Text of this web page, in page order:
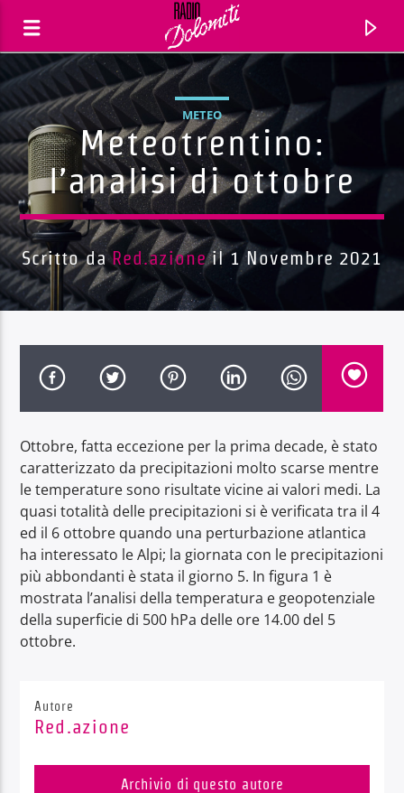
Titolo
Artista
Radio Dolomiti
METEO
Meteotrentino:
l’analisi di ottobre
Scritto daRed.azioneil 1 Novembre 2021
Ottobre, fatta eccezione per la prima decade, è stato
caratterizzato da precipitazioni molto scarse mentre
le temperature sono risultate vicine ai valori medi. La
quasi totalità delle precipitazioni si è verificata tra il 4
ed il 6 ottobre quando una perturbazione atlantica
ha interessato le Alpi; la giornata con le precipitazioni
più abbondanti è stata il giorno 5. In figura 1 è
mostrata l’analisi della temperatura e geopotenziale
della superficie di 500 hPa delle ore 14.00 del 5
ottobre.
Autore
Red.azione
Archivio di questo autore